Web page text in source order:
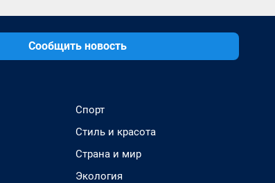
Сообщить новость
Спорт
Стиль и красота
Страна и мир
Экология